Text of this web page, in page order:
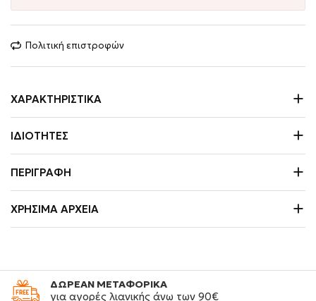
Πολιτική επιστροφών
ΧΑΡΑΚΤΗΡΙΣΤΙΚΆ
ΙΔΙΌΤΗΤΕΣ
ΠΕΡΙΓΡΑΦΉ
ΧΡΉΣΙΜΑ ΑΡΧΕΊΑ
ΔΩΡΕΑΝ ΜΕΤΑΦΟΡΙΚΑ
για αγορές λιανικής άνω των 90€